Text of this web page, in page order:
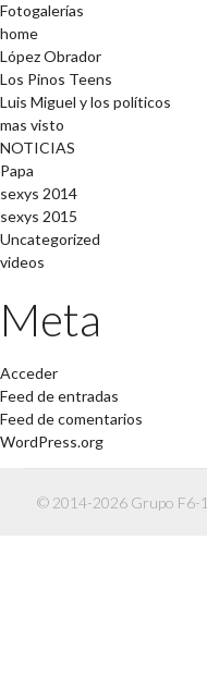
Fotogalerías
home
López Obrador
Los Pinos Teens
Luis Miguel y los políticos
mas visto
NOTICIAS
Papa
sexys 2014
sexys 2015
Uncategorized
videos
Meta
Acceder
Feed de entradas
Feed de comentarios
WordPress.org
© 2014-2026 Grupo F6-